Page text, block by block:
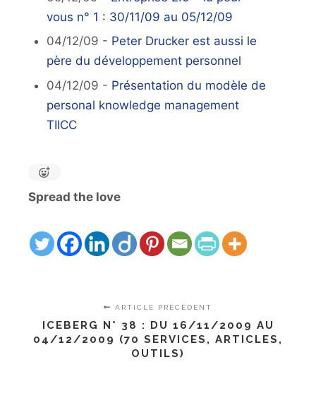
vous n° 1 : 30/11/09 au 05/12/09
04/12/09 - Peter Drucker est aussi le
père du développement personnel
04/12/09 - Présentation du modèle de
personal knowledge management
TIICC
Spread the love
ARTICLE PRÉCÉDENT
ICEBERG N° 38 : DU 16/11/2009 AU
04/12/2009 (70 SERVICES, ARTICLES,
OUTILS)